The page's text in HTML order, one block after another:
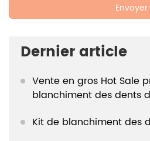
Dernier article
Vente en gros Hot Sale
blanchiment des dents
Kit de blanchiment des